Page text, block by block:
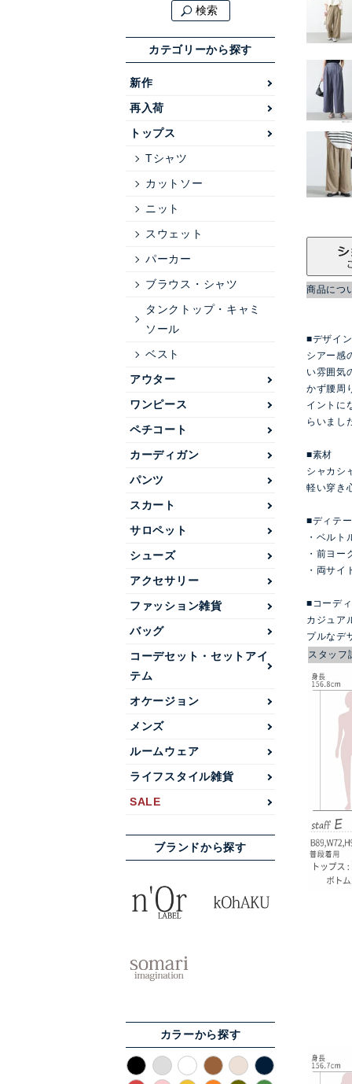
検索
カテゴリーから探す
新作
再入荷
トップス
Tシャツ
カットソー
ニット
スウェット
パーカー
ブラウス・シャツ
タンクトップ・キャミ
ソール
ベスト
アウター
ワンピース
ペチコート
カーディガン
パンツ
スカート
サロペット
シューズ
アクセサリー
ファッション雑貨
バッグ
コーデセット・セットアイ
テム
オケージョン
メンズ
ルームウェア
ライフスタイル雑貨
SALE
ブランドから探す
カラーから探す
商品につ
■デザイン
シアー感
い雰囲気
かず腰周
イントに
らいまし
■素材
シャカシ
軽い穿き
■ディテ
・ベルト
・前ヨー
・両サイ
■コーデ
カジュア
プルなデ
スタッフ